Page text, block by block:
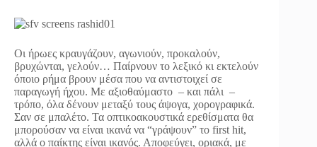
Οι ήρωες κραυγάζουν, αγωνιούν, προκαλούν,
βρυχώνται, γελούν… Παίρνουν το λεξικό κι εκτελούν
όποιο ρήμα βρουν μέσα που να αντιστοιχεί σε
παραγωγή ήχου. Με αξιοθαύμαστο – και πάλι –
τρόπο, όλα δένουν μεταξύ τους άψογα, χορογραφικά.
Σαν σε μπαλέτο. Τα οπτικοακουστικά ερεθίσματα θα
μπορούσαν να είναι ικανά να “γράψουν” το first hit,
αλλά ο παίκτης είναι ικανός. Αποφεύγει, οριακά, με